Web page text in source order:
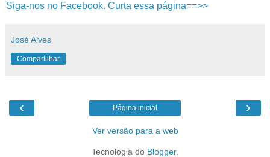
Siga-nos no Facebook. Curta essa página==>>
José Alves
Compartilhar
‹ ›
Página inicial
Ver versão para a web
Tecnologia do Blogger.